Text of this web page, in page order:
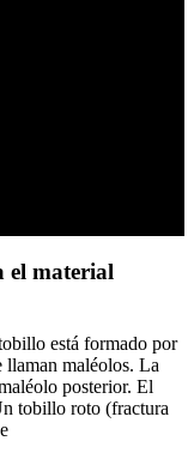
el material
está formado por
llaman maléolos. La
posterior. El
tobillo roto (fractura